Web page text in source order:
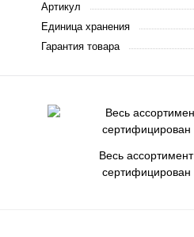
Артикул
Единица хранения
Гарантия товара
Весь ассортимент
сертифицирован